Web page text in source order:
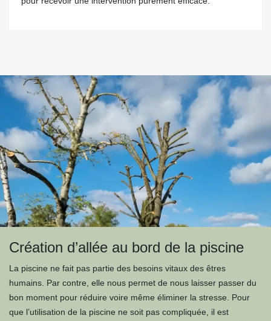
Création d’allée au bord de la piscine
La piscine ne fait pas partie des besoins vitaux des êtres
humains. Par contre, elle nous permet de nous laisser passer du
bon moment pour réduire voire même éliminer la stresse. Pour
que l’utilisation de la piscine ne soit pas compliquée, il est